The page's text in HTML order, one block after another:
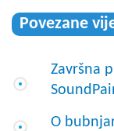
Povezane
Završna
O